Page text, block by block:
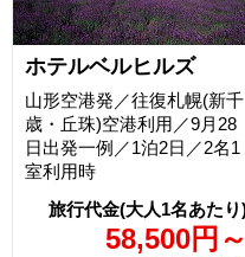
ホテルベルヒルズ
58,500円 ～
山形空港発／往復札幌(新千
歳・丘珠)空港利用／9月28
日出発一例／1泊2日／2名1
室利用時